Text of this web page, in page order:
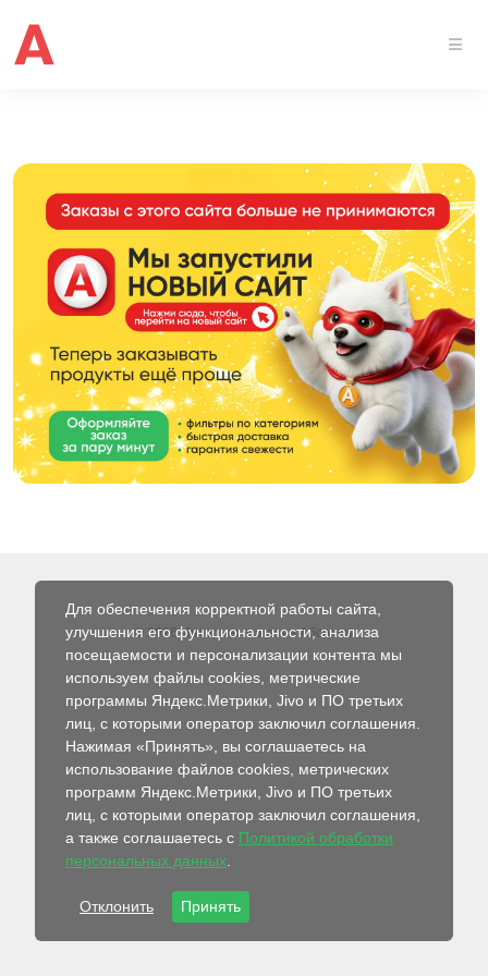
© 2026 Интернет-магазин Абсолют
Для обеспечения корректной работы сайта,
улучшения его функциональности, анализа
посещаемости и персонализации контента мы
используем файлы cookies, метрические
программы Яндекс.Метрики, Jivo и ПО третьих
лиц, с которыми оператор заключил соглашения.
Нажимая «Принять», вы соглашаетесь на
использование файлов cookies, метрических
программ Яндекс.Метрики, Jivo и ПО третьих
лиц, с которыми оператор заключил соглашения,
а также соглашаетесь с Политикой обработки
персональных данных
Отклонить Принять